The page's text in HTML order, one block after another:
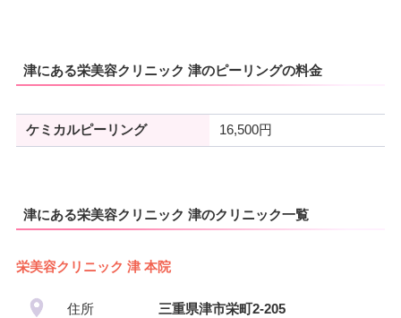
津にある栄美容クリニック 津のピーリングの料金
ケミカルピーリング 16,500円
津にある栄美容クリニック 津のクリニック一覧
栄美容クリニック 津 本院
住所 三重県津市栄町2-205